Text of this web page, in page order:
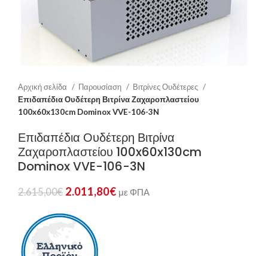
Αρχική σελίδα Παρουσίαση
Βιτρίνες Ουδέτερες
Επιδαπέδια Ουδέτερη Βιτρίνα Ζαχαροπλαστείου
100x60x130cm Dominox VVE-106-3N
Επιδαπέδια Ουδέτερη Βιτρίνα
Ζαχαροπλαστείου 100x60x130cm
Dominox VVE-106-3N
2.615,00€ 2.011,80€ με ΦΠΑ